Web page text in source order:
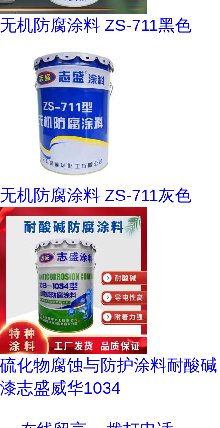
无机防腐涂料 ZS-711黑色
无机防腐涂料 ZS-711灰色
硫化物腐蚀与防护涂料耐酸碱
漆志盛威华1034